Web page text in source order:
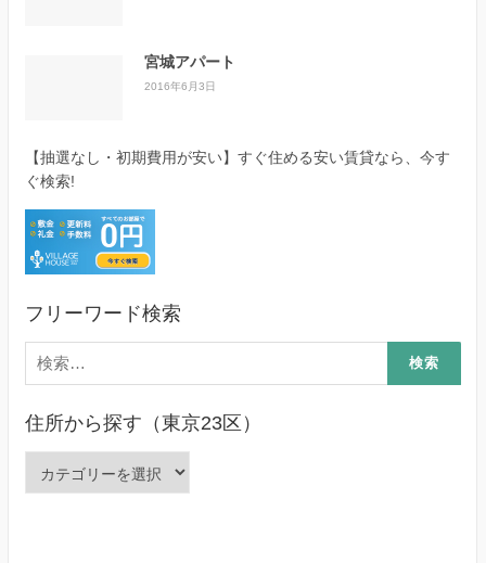
宮城アパート
2016年6月3日
【抽選なし・初期費用が安い】すぐ住める安い賃貸なら、今す
ぐ検索!
フリーワード検索
検
索:
住所から探す（東京23区）